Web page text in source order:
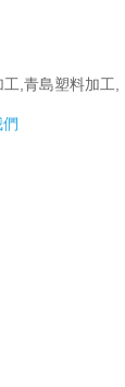
,青島塑料加工,